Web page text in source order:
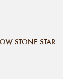
STONE STAR